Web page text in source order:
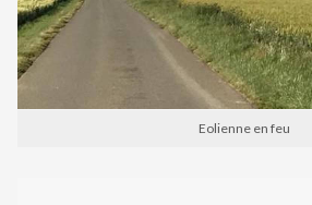
Eolienne en feu